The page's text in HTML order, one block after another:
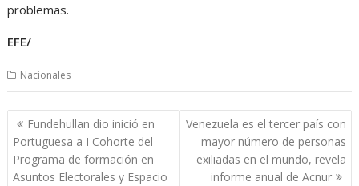
problemas.
EFE/
Nacionales
Navegación
de
entradas
Fundehullan dio inició en
Portuguesa a I Cohorte del
Programa de formación en
Asuntos Electorales y Espacio
Venezuela es el tercer país con
mayor número de personas
exiliadas en el mundo, revela
informe anual de Acnur